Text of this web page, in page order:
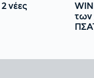
νέες
των